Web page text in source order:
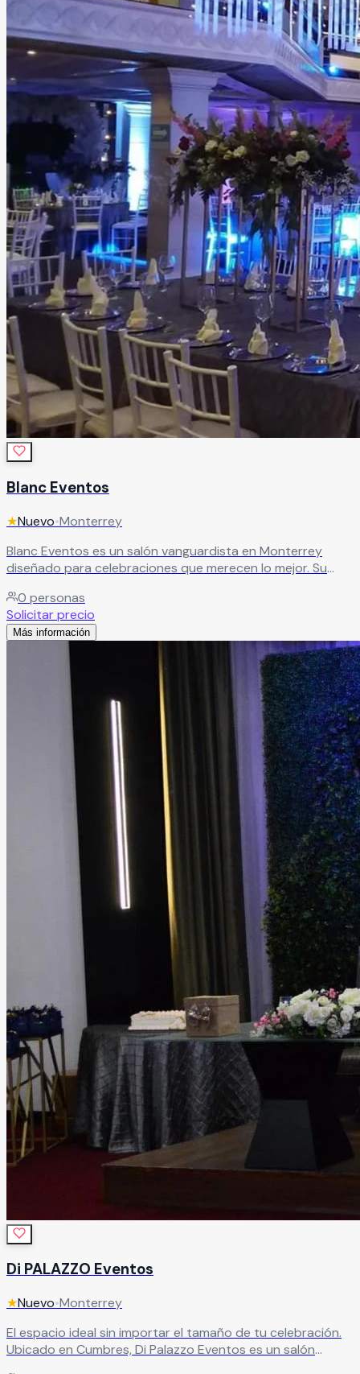
Blanc Eventos
★Nuevo•Monterrey
Blanc Eventos es un salón vanguardista en Monterrey
diseñado para celebraciones que merecen lo mejor. Su
el íntimo salón privado para ceremonias civiles crean un
espacio versátil y sofisticado para cada momento de tu
evento.Leer más
0 personas
Solicitar precio
Más información
Di PALAZZO Eventos
★Nuevo•Monterrey
El espacio ideal sin importar el tamaño de tu celebración.
Ubicado en Cumbres, Di Palazzo Eventos es un salón